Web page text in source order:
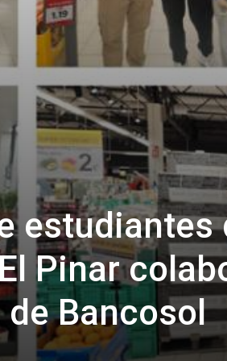
estudiantes
Pinar
de Bancosol